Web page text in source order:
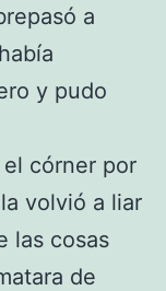
a
y pudo
córner por
volvió a liar
las cosas
de